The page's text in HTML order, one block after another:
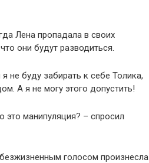
Лена пропадала в своих
они будут разводиться.
не буду забирать к себе Толика,
А я не могу этого допустить!
манипуляция? – спросил
голосом произнесла